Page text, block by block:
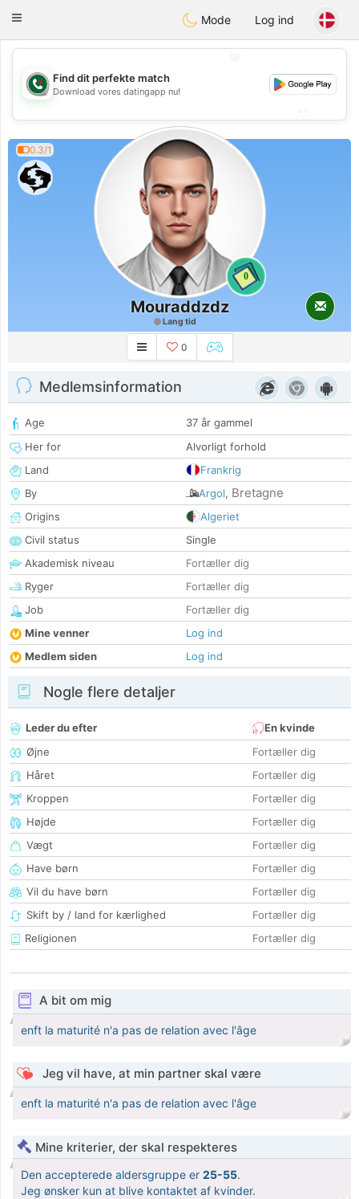
Weshrak
Toggle
Mode Log ind
💖
💕
Find dit perfekte match
Download vores datingapp nu!
0.3/1
0
Mouraddzdz
Lang tid
0
Medlemsinformation
Age
37 år gammel
Her for
Alvorligt forhold
Land
Frankrig
By
Argol, Bretagne
Origins
Algeriet
Civil status
Single
Akademisk niveau
Fortæller dig
Ryger
Fortæller dig
Job
Fortæller dig
Mine venner
Log ind
Medlem siden
Log ind
Nogle flere detaljer
Leder du efter
En kvinde
Øjne
Fortæller dig
Håret
Fortæller dig
Kroppen
Fortæller dig
Højde
Fortæller dig
Vægt
Fortæller dig
Have børn
Fortæller dig
Vil du have børn
Fortæller dig
Skift by / land for kærlighed
Fortæller dig
Religionen
Fortæller dig
A bit om mig
enft la maturité n'a pas de relation avec l'âge
Jeg vil have, at min partner skal være
enft la maturité n'a pas de relation avec l'âge
Mine kriterier, der skal respekteres
Den accepterede aldersgruppe er 25-55.
Jeg ønsker kun at blive kontaktet af kvinder.